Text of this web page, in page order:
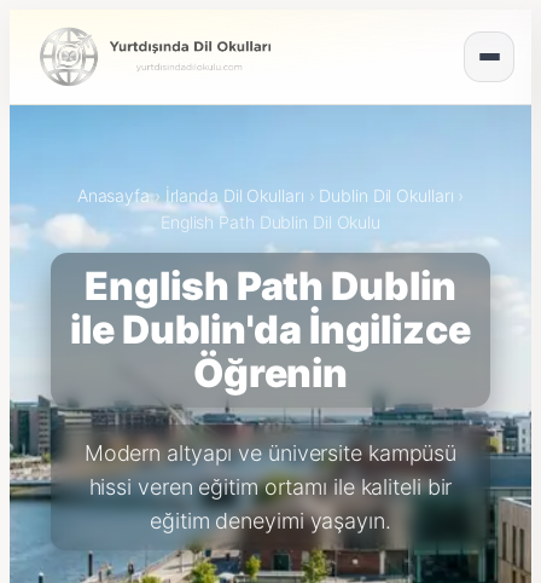
Anasayfa› İrlanda Dil Okulları › Dublin Dil Okulları ›
English Path Dublin Dil Okulu
English Path Dublin
ile Dublin'da İngilizce
Öğrenin
Modern altyapı ve üniversite kampüsü
hissi veren eğitim ortamı ile kaliteli bir
eğitim deneyimi yaşayın.